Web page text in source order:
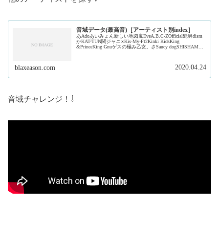
音域データ(最高音)［アーティスト別index］
あAdoあいみょん新しい地図嵐EveA.B.C-ZOfficial髭男dism
かKAT-TUN関ジャニ∞Kis-My-Ft2Kinki KidsKing
&PrinceKing Gnuゲスの極み乙女。さSaucy dogSHISHAMO
blaxeason.com 2020.04.24
音域チャレンジ！⇩